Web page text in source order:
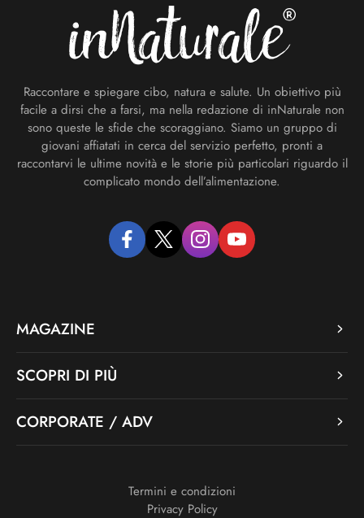
Raccontare e spiegare cibo, natura e salute. Un obiettivo più
facile a dirsi che a farsi, ma nella redazione di inNaturale non
sono queste le sfide che scoraggiano. Siamo un gruppo di
giovani affiatati in cerca del servizio perfetto, pronti a
raccontarvi le ultime novità e le storie più particolari riguardo il
complicato mondo dell’alimentazione.
facebooktwitter instagramyoutube
MAGAZINE
SCOPRI DI PIÙ
CORPORATE / ADV
Termini e condizioni
Privacy Policy